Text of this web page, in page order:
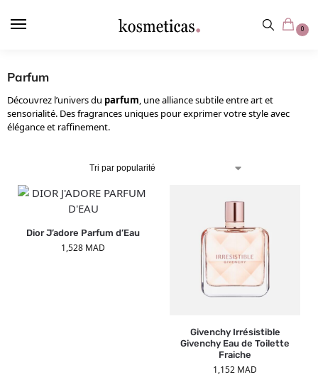
principal
0
Parfum
Découvrez l’univers du parfum, une alliance subtile entre art et
sensorialité. Des fragrances uniques pour exprimer votre style avec
élégance et raffinement.
Dior J’adore Parfum d’Eau
1,528 MAD
Givenchy Irrésistible
Givenchy Eau de Toilette
Fraiche
1,152 MAD